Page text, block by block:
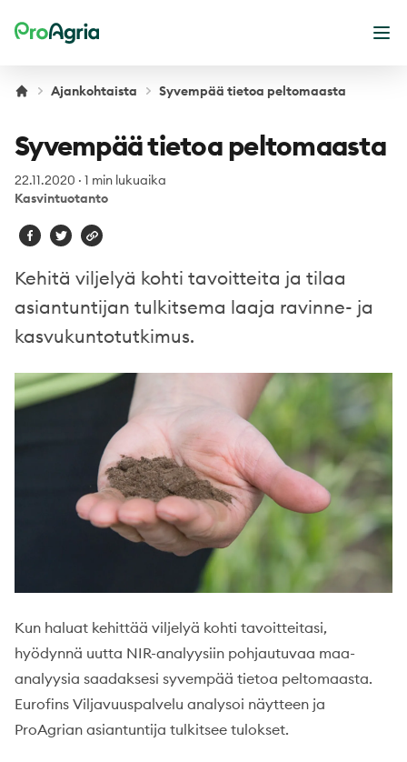
ProAgria
Ajankohtaista Syvempää tietoa peltomaasta
Syvempää tietoa peltomaasta
22.11.2020 · 1 min lukuaika
Kasvintuotanto
Kehitä viljelyä kohti tavoitteita ja tilaa
asiantuntijan tulkitsema laaja ravinne- ja
kasvukuntotutkimus.
Kun haluat kehittää viljelyä kohti tavoitteitasi,
hyödynnä uutta NIR-analyysiin pohjautuvaa maa-
analyysia saadaksesi syvempää tietoa peltomaasta.
Eurofins Viljavuuspalvelu analysoi näytteen ja
ProAgrian asiantuntija tulkitsee tulokset.